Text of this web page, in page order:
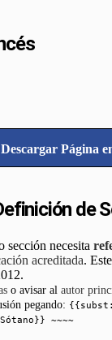
Descargar Página
de
sección necesita
acreditada.
o avisar al autor
pegando:
~~~~